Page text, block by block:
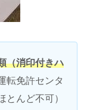
（消印付きハ
転免許センタ
とんど不可）